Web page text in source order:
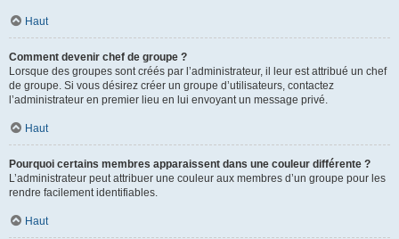
Haut
Comment devenir chef de groupe ?
Lorsque des groupes sont créés par l’administrateur, il leur est attribué un chef
de groupe. Si vous désirez créer un groupe d’utilisateurs, contactez
l’administrateur en premier lieu en lui envoyant un message privé.
Haut
Pourquoi certains membres apparaissent dans une couleur différente ?
L’administrateur peut attribuer une couleur aux membres d’un groupe pour les
rendre facilement identifiables.
Haut